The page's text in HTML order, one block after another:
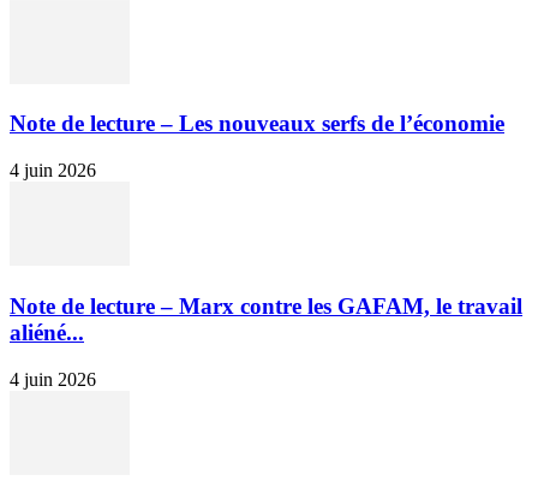
Note de lecture – Les nouveaux serfs de l’économie
4 juin 2026
Note de lecture – Marx contre les GAFAM, le travail
aliéné...
4 juin 2026